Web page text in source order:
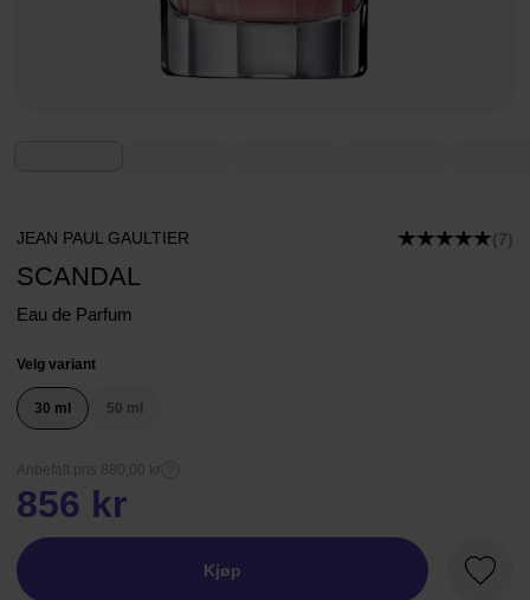
JEAN PAUL GAULTIER (7)
SCANDAL
Eau de Parfum
Velg variant
30 ml 50 ml
Anbefalt pris 880,00 kr
856 kr
Kjøp